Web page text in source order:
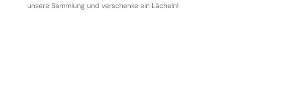
unsere Sammlung und verschenke ein Lächeln!